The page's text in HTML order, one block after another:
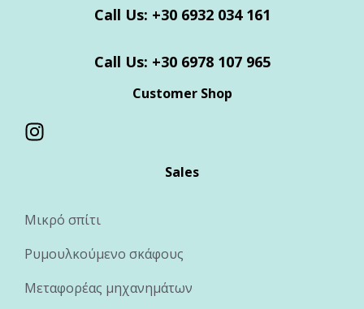
Call Us: +30 6932 034 161
Call Us: +30 6978 107 965
Customer Shop
Sales
Μικρό σπίτι
Ρυμουλκούμενο σκάφους
Μεταφορέας μηχανημάτων